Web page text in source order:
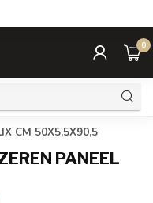
0
CM 50X5,5X90,5
PANEEL